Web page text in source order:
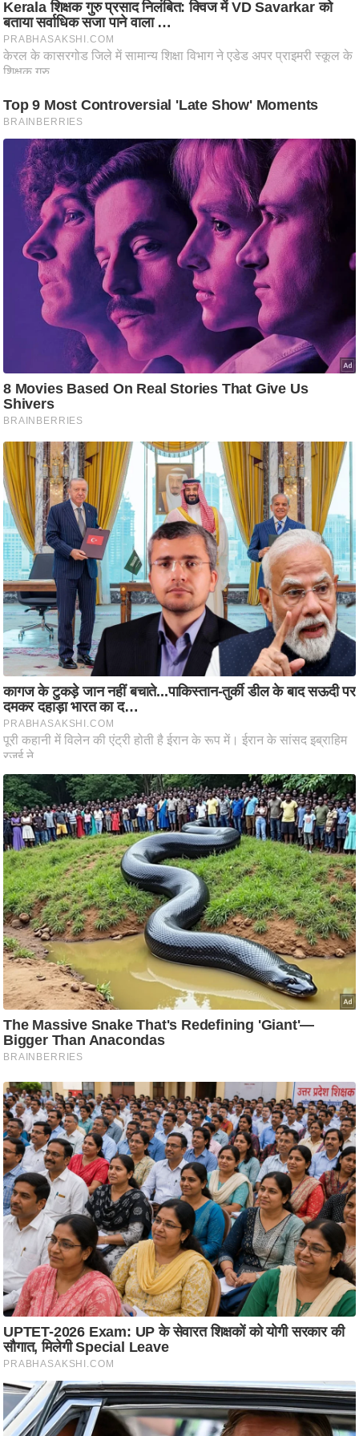
ने
स
मं
रि
ले
श
न
शि
प
रा
ज
ण
स
सा
म
यि
क
मा
तृ
भू
मि
स्तं
भ
ए
म
.
आ
र
.
आ
ई
.
चा
य
प
र
स
मी
क्षा
र्म
ज्यो
ति
ष
प्र
भु
म
हि
मा
/
ध
र्म
स्थ
ल
व्र
त
त्यो
हा
र